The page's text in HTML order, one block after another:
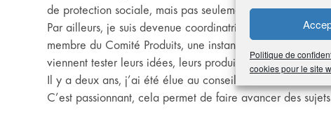
Politique de
cookies pour le site
de protection sociale, mais pas seulement.
Par ailleurs, je suis devenue coordinatrice régionale (on
membre du Comité Produits, une instance où des
viennent tester leurs idées, leurs produits.
Il y a deux ans, j’ai été élue au conseil d’administration
C’est passionnant, cela permet de faire avancer des